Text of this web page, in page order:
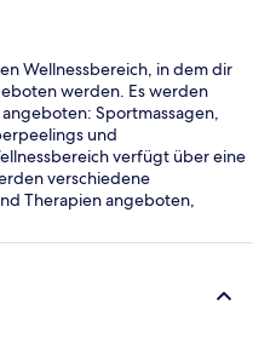
Wellnessbereich, in dem dir
werden. Es werden
Sportmassagen,
und
verfügt über eine
verschiedene
Therapien angeboten,